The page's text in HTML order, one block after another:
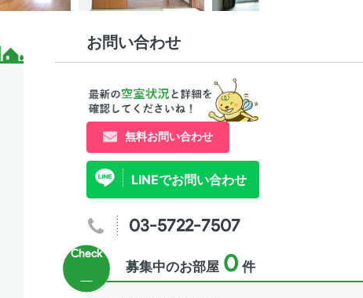
お問い合わせ
無料お問い合わせ
LINEでお問い合わせ
03-5722-7507
募集中のお部屋 0 件